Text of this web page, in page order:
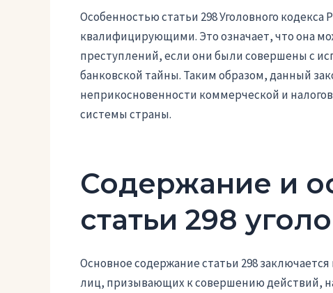
Особенностью статьи 298 Уголовного
квалифицирующими. Это означает, что она
преступлений, если они были совершены с
банковской тайны. Таким образом, данный
неприкосновенности коммерческой и
системы страны.
Содержание и
статьи 298
Основное содержание статьи 298
лиц, призывающих к совершению действий,